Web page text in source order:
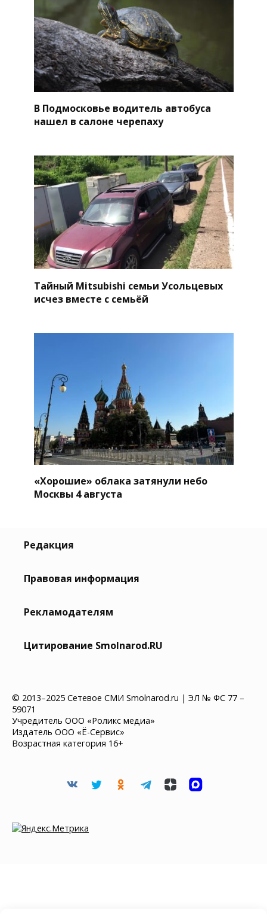
В Подмосковье водитель автобуса
нашел в салоне черепаху
Тайный Mitsubishi семьи Усольцевых
исчез вместе с семьёй
«Хорошие» облака затянули небо
Москвы 4 августа
Редакция
Правовая информация
Рекламодателям
Цитирование Smolnarod.RU
© 2013–2025 Сетевое СМИ Smolnarod.ru | ЭЛ № ФС 77 –
59071
Учредитель ООО «Роликс медиа»
Издатель ООО «Ё-Сервис»
Возрастная категория 16+